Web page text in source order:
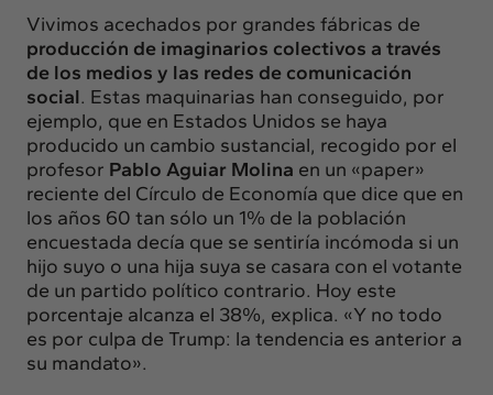
Vivimos acechados por grandes fábricas de
producción de imaginarios colectivos a través
de los medios y las redes de comunicación
social. Estas maquinarias han conseguido, por
ejemplo, que en Estados Unidos se haya
producido un cambio sustancial, recogido por el
profesor Pablo Aguiar Molina en un «paper»
reciente del Círculo de Economía que dice que en
los años 60 tan sólo un 1% de la población
encuestada decía que se sentiría incómoda si un
hijo suyo o una hija suya se casara con el votante
de un partido político contrario. Hoy este
porcentaje alcanza el 38%, explica. «Y no todo
es por culpa de Trump: la tendencia es anterior a
su mandato».